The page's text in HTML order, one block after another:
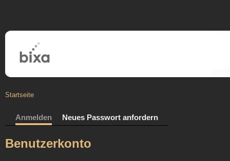
Startseite
Anmelden Neues Passwort anfordern
Benutzerkonto